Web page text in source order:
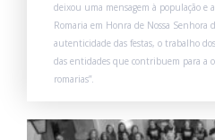
deixou uma mensagem à população e
Romaria em Honra de Nossa Senhora
autenticidade das festas, o trabalho
das entidades que contribuem para a
romarias”.